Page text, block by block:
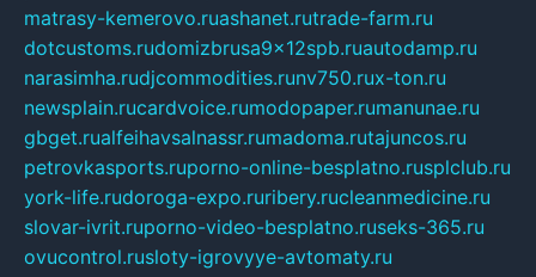
matrasy-kemerovo.ruashanet.rutrade-farm.ru
dotcustoms.rudomizbrusa9x12spb.ruautodamp.ru
narasimha.rudjcommodities.runv750.rux-ton.ru
newsplain.rucardvoice.rumodopaper.rumanunae.ru
gbget.rualfeihavsalnassr.rumadoma.rutajuncos.ru
petrovkasports.ruporno-online-besplatno.rusplclub.ru
york-life.rudoroga-expo.ruribery.rucleanmedicine.ru
slovar-ivrit.ruporno-video-besplatno.ruseks-365.ru
ovucontrol.rusloty-igrovyye-avtomaty.ru